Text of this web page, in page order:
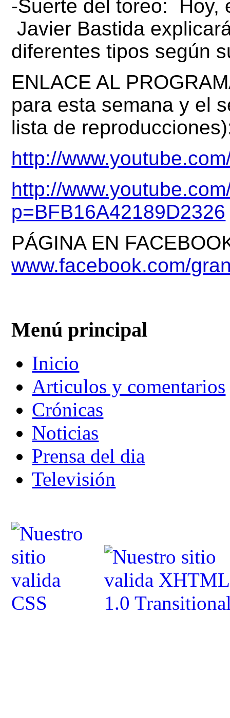
-Suerte del toreo: Hoy,
Javier Bastida
diferentes tipos según
ENLACE AL
para esta semana y el
lista de
http://
http://
p=BFB16A42189D2326
PÁGINA EN
www.facebook.com/
Menú principal
Inicio
Articulos y comentarios
Crónicas
Noticias
Prensa del dia
Televisión